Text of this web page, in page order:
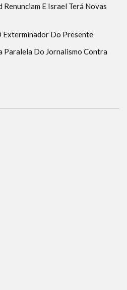
Renunciam E Israel Terá Novas
Exterminador Do Presente
Paralela Do Jornalismo Contra